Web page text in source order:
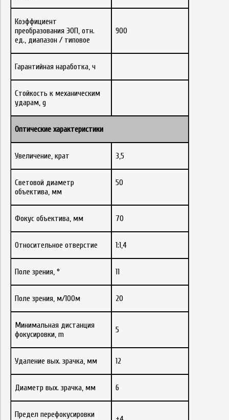
Коэффициент
преобразования ЭОП, отн.
ед., диапазон / типовое
900
Гарантийная наработка, ч
Стойкость к механическим
ударам, g
Оптические характеристики
Увеличение, крат 3,5
Световой диаметр
объектива, мм
50
Фокус объектива, мм 70
Относительное отверстие 1:1,4
Поле зрения, ° 11
Поле зрения, м/100м 20
Минимальная дистанция
фокусировки, m
5
Удаление вых. зрачка, мм 12
Диаметр вых. зрачка, мм 6
Предел перефокусировки